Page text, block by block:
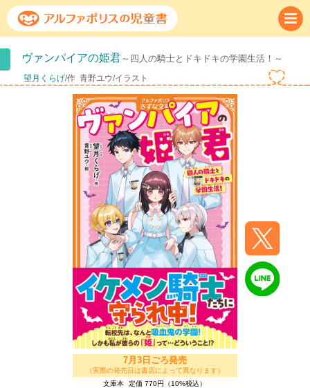
ヴァンパイアの姫君～四人の騎士とドキドキの学園生活！～
望月くらげ/作 青野ユウ/イラスト
7月3日ごろ発売
（実際の発売日は書店によって異なります）
文庫本
定価 770円（10%税込）